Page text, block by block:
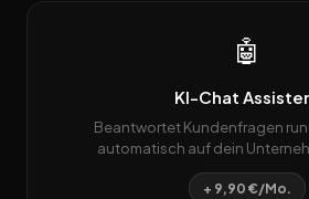
🤖
KI-Chat
Beantwortet Kundenfragen
automatisch auf dein
+ 9,90 €/Mo.